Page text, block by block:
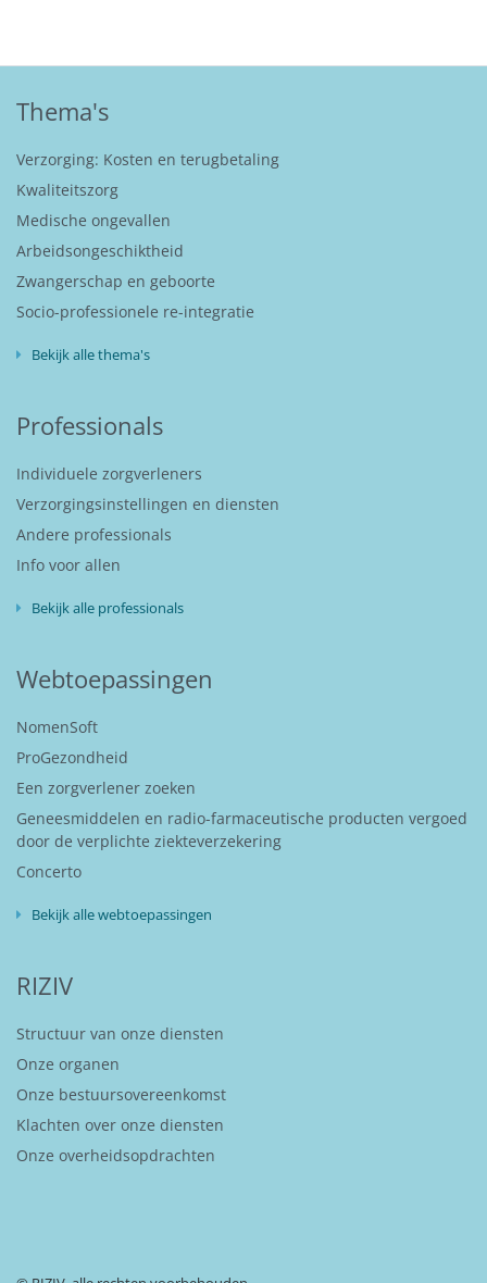
Thema's
Verzorging: Kosten en terugbetaling
Kwaliteitszorg
Medische ongevallen
Arbeidsongeschiktheid
Zwangerschap en geboorte
Socio-professionele re-integratie
Bekijk alle thema's
Professionals
Individuele zorgverleners
Verzorgingsinstellingen en diensten
Andere professionals
Info voor allen
Bekijk alle professionals
Webtoepassingen
NomenSoft
ProGezondheid
Een zorgverlener zoeken
Geneesmiddelen en radio-farmaceutische producten vergoed
door de verplichte ziekteverzekering
Concerto
Bekijk alle webtoepassingen
RIZIV
Structuur van onze diensten
Onze organen
Onze bestuursovereenkomst
Klachten over onze diensten
Onze overheidsopdrachten